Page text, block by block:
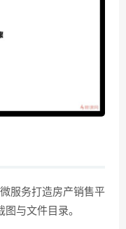
服务打造房产销售平
与文件目录。